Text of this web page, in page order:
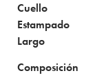
Cuello
Estampado
Largo
Composición